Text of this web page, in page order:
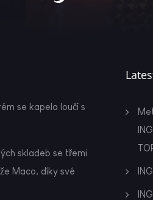
se kapela loučí s
skladeb se třemi
Maco, díky své